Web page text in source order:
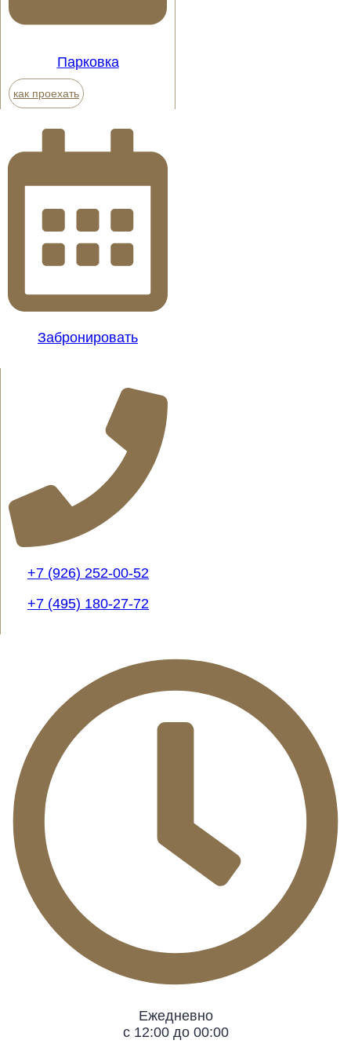
Парковка
как проехать
Забронировать
+7 (926) 252-00-52
+7 (495) 180-27-72
Ежедневно
с 12:00 до 00:00